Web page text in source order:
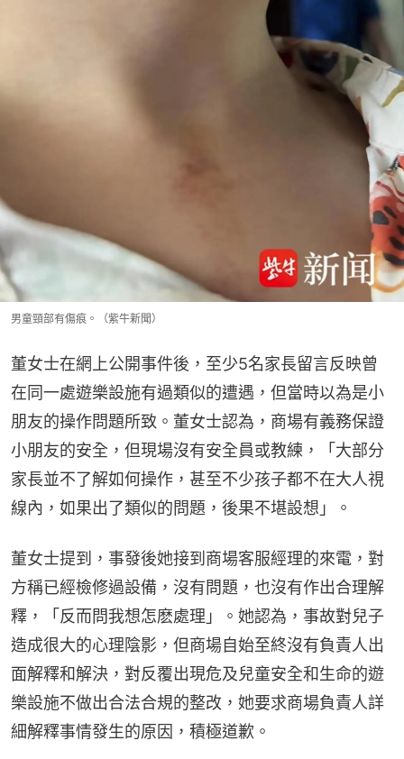
男童頸部有傷痕。（紫牛新聞）
董女士在網上公開事件後，至少5名家長留言反映曾
在同一處遊樂設施有過類似的遭遇，但當時以為是小
朋友的操作問題所致。董女士認為，商場有義務保證
小朋友的安全，但現場沒有安全員或教練，「大部分
家長並不了解如何操作，甚至不少孩子都不在大人視
線內，如果出了類似的問題，後果不堪設想」。
董女士提到，事發後她接到商場客服經理的來電，對
方稱已經檢修過設備，沒有問題，也沒有作出合理解
釋，「反而問我想怎麽處理」。她認為，事故對兒子
造成很大的心理陰影，但商場自始至終沒有負責人出
面解釋和解決，對反覆出現危及兒童安全和生命的遊
樂設施不做出合法合規的整改，她要求商場負責人詳
細解釋事情發生的原因，積極道歉。